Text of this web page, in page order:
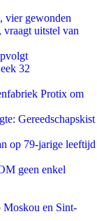
vier gewonden
uitstel van
32
Protix om
Gereedschapskist
op 79-jarige leeftijd
geen enkel
Moskou en Sint-